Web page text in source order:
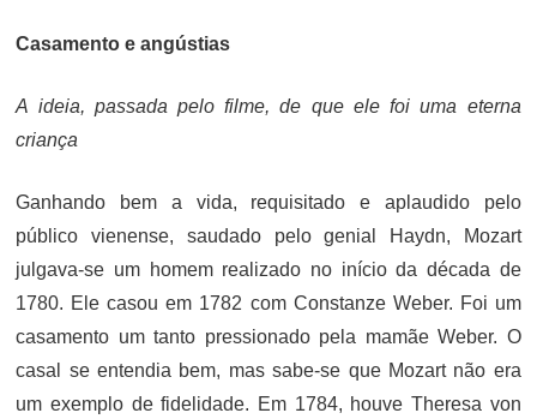
Casamento e angústias
A ideia, passada pelo filme, de que ele foi uma eterna
criança
Ganhando bem a vida, requisitado e aplaudido pelo
público vienense, saudado pelo genial Haydn, Mozart
julgava-se um homem realizado no início da década de
1780. Ele casou em 1782 com Constanze Weber. Foi um
casamento um tanto pressionado pela mamãe Weber. O
casal se entendia bem, mas sabe-se que Mozart não era
um exemplo de fidelidade. Em 1784, houve Theresa von